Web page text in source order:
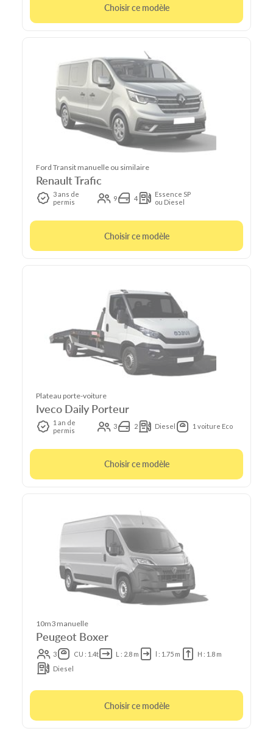
Choisir ce modèle
Ford Transit manuelle ou similaire
Renault Trafic
3 ans de
permis
9 4
Essence SP
ou Diesel
Choisir ce modèle
Plateau porte-voiture
Iveco Daily Porteur
1 an de
permis
3 2 Diesel 1 voiture Eco
Choisir ce modèle
10m3 manuelle
Peugeot Boxer
3 CU : 1.4t L : 2.8 m l : 1.75 m
H : 1.8 m
Diesel
Choisir ce modèle